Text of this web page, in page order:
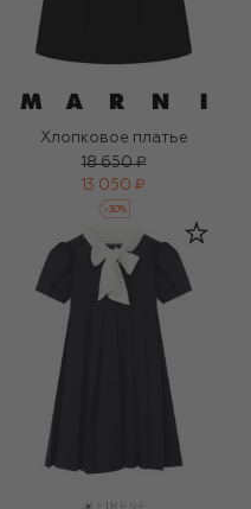
Хлопковое платье
18 650 ₽
13 050 ₽
-30%